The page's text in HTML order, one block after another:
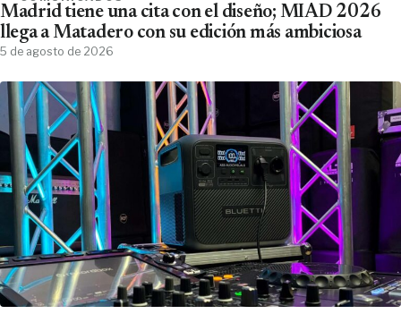
Madrid tiene una cita con el diseño; MIAD 2026
llega a Matadero con su edición más ambiciosa
5 de agosto de 2026